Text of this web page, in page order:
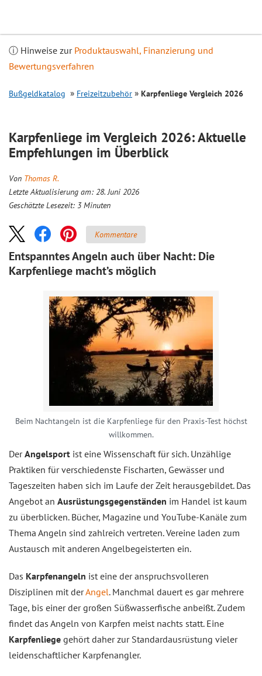
ⓘ Hinweise zur Produktauswahl, Finanzierung und
Bewertungsverfahren
Bußgeldkatalog Freizeitzubehör Karpfenliege Vergleich 2026
Karpfenliege im Vergleich 2026: Aktuelle
Empfehlungen im Überblick
Von Thomas R.
Letzte Aktualisierung am: 28. Juni 2026
Geschätzte Lesezeit: 3 Minuten
Kommentare
Entspanntes Angeln auch über Nacht: Die
Karpfenliege macht’s möglich
Beim Nachtangeln ist die Karpfenliege für den Praxis-Test höchst
willkommen.
DerAngelsport ist eine Wissenschaft für sich. Unzählige
Praktiken für verschiedenste Fischarten, Gewässer und
Tageszeiten haben sich im Laufe der Zeit herausgebildet. Das
Angebot an Ausrüstungsgegenständen im Handel ist kaum
zu überblicken. Bücher, Magazine und YouTube-Kanäle zum
Thema Angeln sind zahlreich vertreten. Vereine laden zum
Austausch mit anderen Angelbegeisterten ein.
Das Karpfenangeln ist eine der anspruchsvolleren
Disziplinen mit derAngel. Manchmal dauert es gar mehrere
Tage, bis einer der großen Süßwasserfische anbeißt. Zudem
findet das Angeln von Karpfen meist nachts statt. Eine
Karpfenliege gehört daher zur Standardausrüstung vieler
leidenschaftlicher Karpfenangler.